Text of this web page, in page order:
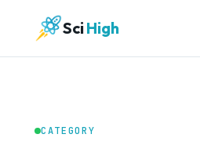
SciHigh
CATEGORY